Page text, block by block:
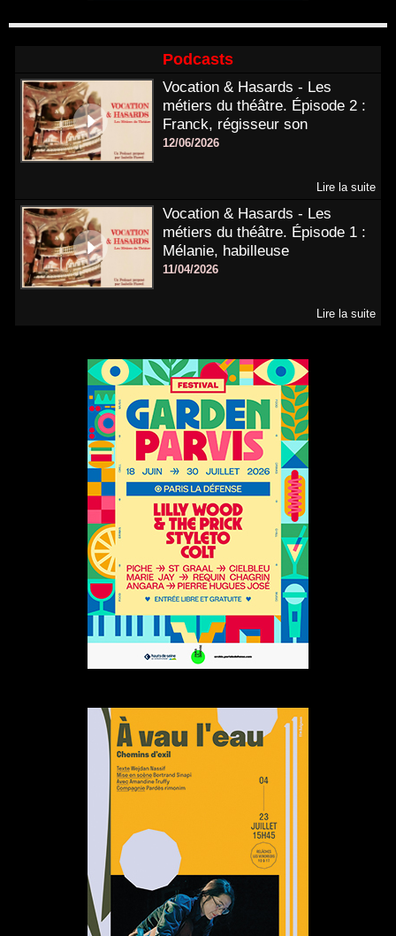
Podcasts
Vocation & Hasards - Les
métiers du théâtre. Épisode 2 :
Franck, régisseur son
12/06/2026
Lire la suite
Vocation & Hasards - Les
métiers du théâtre. Épisode 1 :
Mélanie, habilleuse
11/04/2026
Lire la suite